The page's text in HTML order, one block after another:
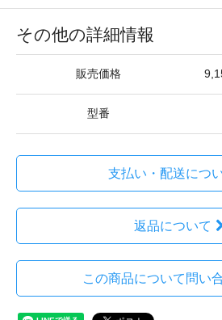
その他の詳細情報
販売価格
型番
支払い・配送につ
返品について
この商品について問い